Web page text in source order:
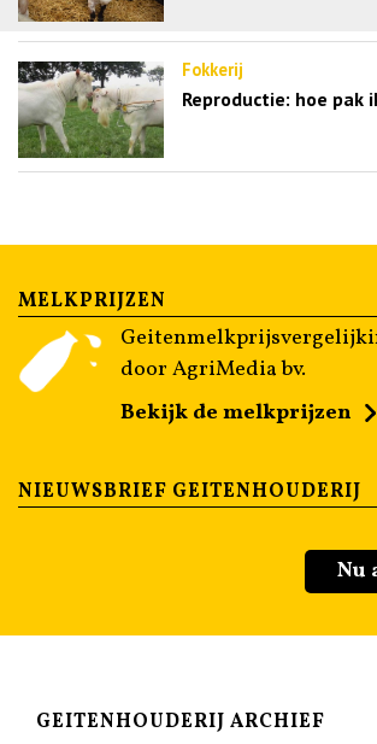
Fokkerij
Reproductie: hoe pak
MELKPRIJZEN
door AgriMedia bv.
Bekijk de melkprijzen
NIEUWSBRIEF GEITENHOUDERIJ
Nu
GEITENHOUDERIJ ARCHIEF